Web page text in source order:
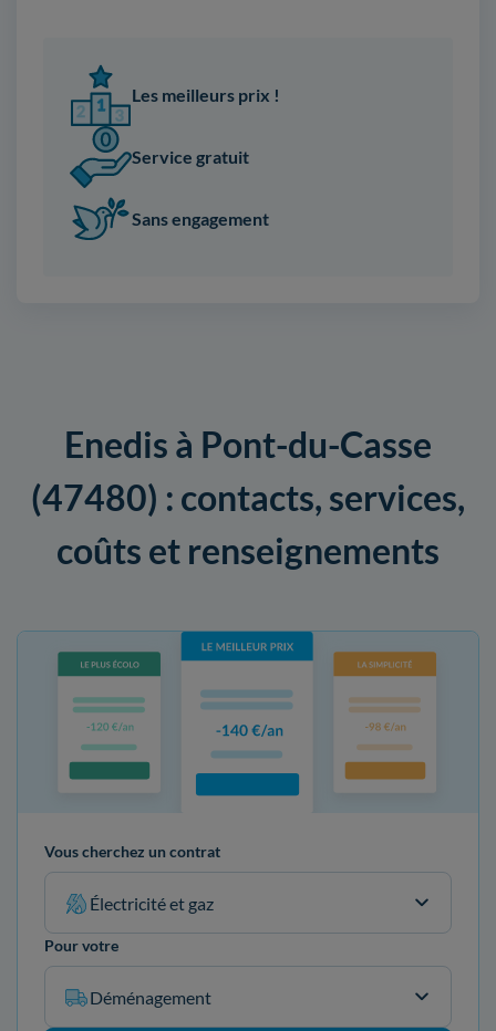
Les meilleurs prix !
Service gratuit
Sans engagement
Enedis à Pont-du-Casse
(47480) : contacts, services,
coûts et renseignements
Vous cherchez un contrat
Électricité et gaz
Pour votre
Déménagement